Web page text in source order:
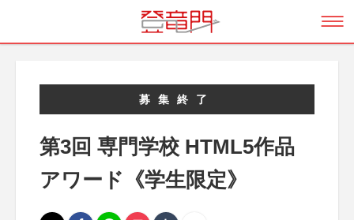
募集終了
第3回 専門学校 HTML5作品
アワード《学生限定》